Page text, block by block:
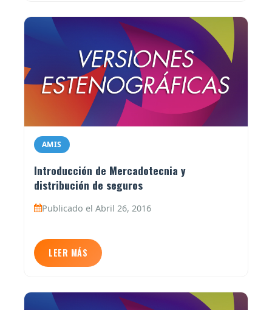
AMIS
Introducción de Mercadotecnia y
distribución de seguros
Publicado el Abril 26, 2016
LEER MÁS